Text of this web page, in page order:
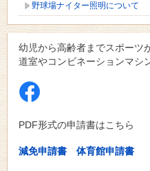
野球場ナイター照明について
幼児から高齢者までスポーツ
道室やコンビネーションマシ
PDF形式の申請書はこちら
減免申請書 体育館申請書